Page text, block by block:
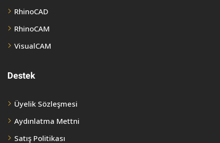
RhinoCAD
RhinoCAM
VisualCAM
Destek
Üyelik Sözleşmesi
Aydınlatma Mettni
Satış Politikası